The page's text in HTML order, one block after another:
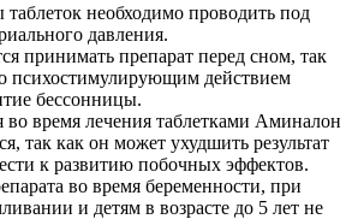
необходимо проводить под
давления.
принимать препарат перед сном, так
психостимулирующим действием
бессонницы.
во время лечения таблетками Аминалон
так как он может ухудшить результат
к развитию побочных эффектов.
во время беременности, при
и детям в возрасте до 5 лет не